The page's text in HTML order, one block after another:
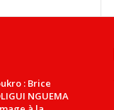
: Brice
NGUEMA